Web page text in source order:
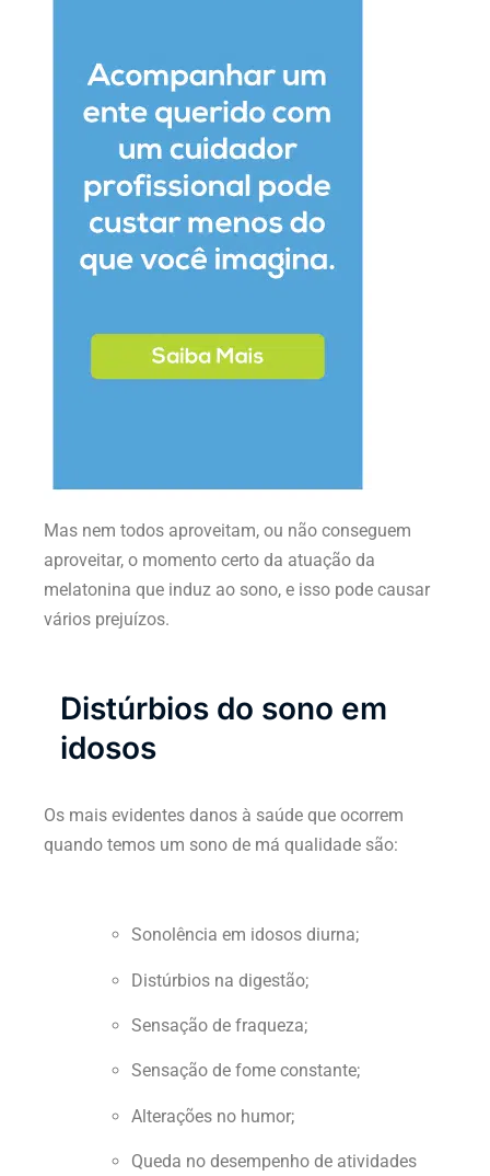
Mas nem todos aproveitam, ou não conseguem
aproveitar, o momento certo da atuação da
melatonina que induz ao sono, e isso pode causar
vários prejuízos.
Distúrbios do sono em
idosos
Os mais evidentes danos à saúde que ocorrem
quando temos um sono de má qualidade são:
Sonolência em idosos diurna;
Distúrbios na digestão;
Sensação de fraqueza;
Sensação de fome constante;
Alterações no humor;
Queda no desempenho de atividades